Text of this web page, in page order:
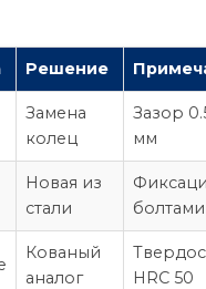
Решение
Замена
колец
Зазор
мм
Новая из
стали
болтами
Кованый
аналог
HRC 50